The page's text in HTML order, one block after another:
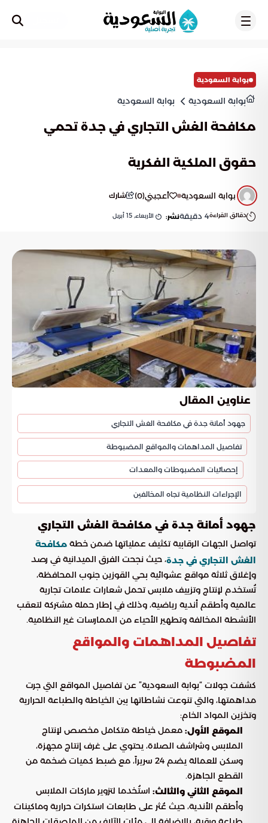
بوابة السعودية
بوابة السعودية بوابة السعودية
مكافحة الغش التجاري في جدة تحمي
حقوق الملكية الفكرية
بوابة السعودية أعجبني(
0
) شارك
دقائق القراءة4 دقيقةنشر: الأربعاء, 15 أبريل
عناوين المقال
جهود أمانة جدة في مكافحة الغش التجاري
تفاصيل المداهمات والمواقع المضبوطة
إحصائيات المضبوطات والمعدات
الإجراءات النظامية تجاه المخالفين
جهود أمانة جدة في مكافحة الغش التجاري
تواصل الجهات الرقابية تكثيف عملياتها ضمن خطة مكافحة
الغش التجاري في جدة، حيث نجحت الفرق الميدانية في رصد
وإغلاق ثلاثة مواقع عشوائية بحي القوزين جنوب المحافظة،
تُستخدم لإنتاج وتزييف ملابس تحمل شعارات علامات تجارية
عالمية وأطقم أندية رياضية، وذلك في إطار حملة مشتركة لتعقب
الأنشطة المخالفة وتطهير الأحياء من الممارسات غير النظامية.
تفاصيل المداهمات والمواقع
المضبوطة
كشفت جولات “بوابة السعودية” عن تفاصيل المواقع التي جرت
مداهمتها، والتي تنوعت نشاطاتها بين الخياطة والطباعة الحرارية
وتخزين المواد الخام:
الموقع الأول: معمل خياطة متكامل مخصص لإنتاج
الملابس وشراشف الصلاة، يحتوي على غرف إنتاج مجهزة،
وسكن للعمالة يضم 24 سريراً، مع ضبط كميات ضخمة من
القطع الجاهزة.
الموقع الثاني والثالث: استُخدما لتزوير ماركات الملابس
وأطقم الأندية، حيث عُثر على طابعات استكرات حرارية وماكينات